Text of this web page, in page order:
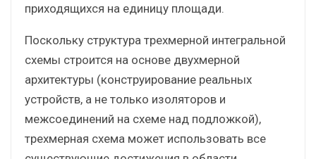
приходящихся на единицу площади.
Поскольку структура трехмерной интегральной
схемы строится на основе двухмерной
архитектуры (конструирование реальных
устройств, а не только изоляторов и
межсоединений на схеме над подложкой),
трехмерная схема может использовать все